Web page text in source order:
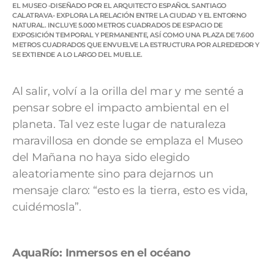
EL MUSEO -DISEÑADO POR EL ARQUITECTO ESPAÑOL SANTIAGO
CALATRAVA- EXPLORA LA RELACIÓN ENTRE LA CIUDAD Y EL ENTORNO
NATURAL. INCLUYE 5.000 METROS CUADRADOS DE ESPACIO DE
EXPOSICIÓN TEMPORAL Y PERMANENTE, ASÍ COMO UNA PLAZA DE 7.600
METROS CUADRADOS QUE ENVUELVE LA ESTRUCTURA POR ALREDEDOR Y
SE EXTIENDE A LO LARGO DEL MUELLE.
Al salir, volví a la orilla del mar y me senté a
pensar sobre el impacto ambiental en el
planeta. Tal vez este lugar de naturaleza
maravillosa en donde se emplaza el Museo
del Mañana no haya sido elegido
aleatoriamente sino para dejarnos un
mensaje claro: “esto es la tierra, esto es vida,
cuidémosla”.
AquaRío: Inmersos en el océano